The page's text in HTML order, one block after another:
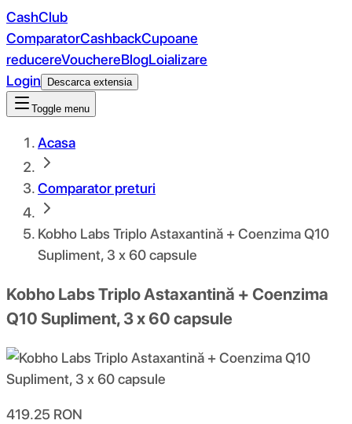
CashClub
ComparatorCashbackCupoane
reducereVouchereBlogLoializare
Login
Descarca extensia
Toggle menu
Acasa
Comparator preturi
Kobho Labs Triplo Astaxantină + Coenzima Q10
Supliment, 3 x 60 capsule
Kobho Labs Triplo Astaxantină + Coenzima
Q10 Supliment, 3 x 60 capsule
419.25 RON